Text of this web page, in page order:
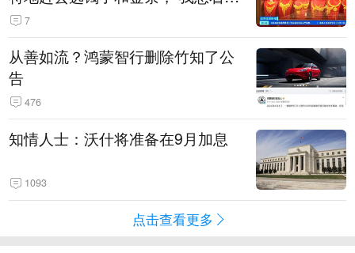
起来可以保值，小批量进一些货”
7
从善如流？鸿蒙智行删除竹知了公
告
476
知情人士：沃什将准备在9月加息
1093
点击查看更多